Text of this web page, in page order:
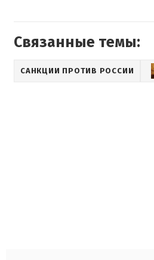
Связанные темы:
САНКЦИИ ПРОТИВ РОССИИ